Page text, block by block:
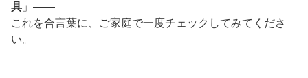
具 」――
これを合言葉に、ご家庭で一度チェックしてみてくださ
い。